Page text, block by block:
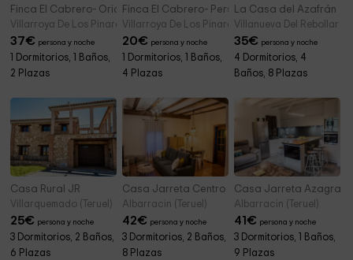
Finca El Cabrero- Orión
Villarroya De Los Pinares (Teruel)
37€ persona y noche
1 Dormitorios, 1 Baños,
2 Plazas
Finca El Cabrero- Perseus
Villarroya De Los Pinares (Teruel)
20€ persona y noche
1 Dormitorios, 1 Baños,
4 Plazas
La Casa del Azafrán
Villanueva Del Rebollar
35€ persona y noche
4 Dormitorios, 4
Baños, 8 Plazas
Casa Rural JR
Villarquemado (Teruel)
25€ persona y noche
3 Dormitorios, 2 Baños,
6 Plazas
Casa Jarreta Centro
Albarracin (Teruel)
42€ persona y noche
3 Dormitorios, 2 Baños,
8 Plazas
Casa Jarreta Azagra
Albarracin (Teruel)
41€ persona y noche
3 Dormitorios, 1 Baños,
9 Plazas